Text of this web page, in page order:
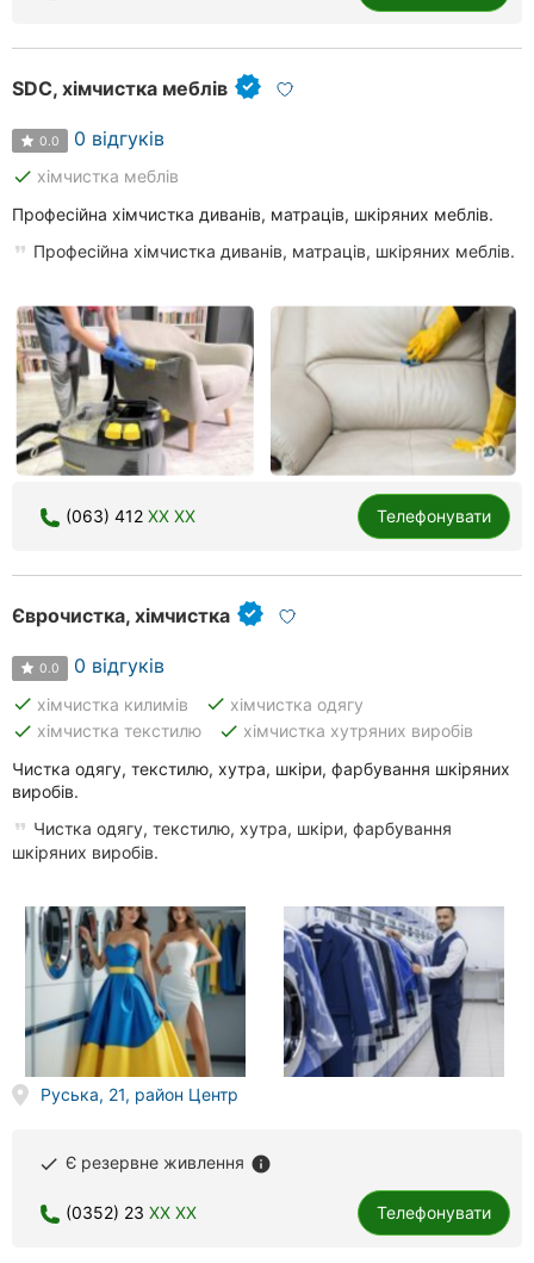
SDC, хімчистка меблів
0.0 0 відгуків
done хімчистка меблів
Професійна хімчистка диванів, матраців, шкіряних меблів.
Професійна хімчистка диванів, матраців, шкіряних меблів.
(063) 412 XX XX Телефонувати
Єврочистка, хімчистка
0.0 0 відгуків
done хімчистка килимів done хімчистка одягу
done хімчистка текстилю done хімчистка хутряних виробів
Чистка одягу, текстилю, хутра, шкіри, фарбування шкіряних
виробів.
Чистка одягу, текстилю, хутра, шкіри, фарбування
шкіряних виробів.
Руська, 21, район Центр
done Є резервне живлення info
(0352) 23 XX XX Телефонувати